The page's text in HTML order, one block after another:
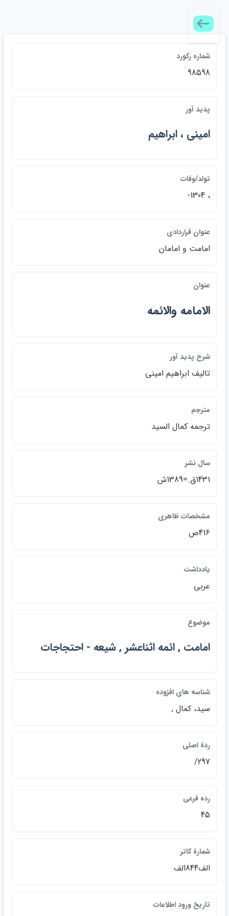
شماره ركورد
98598
پديد آور
اميني ، ابراهيم
تولد/وفات
، 1304-
عنوان قراردادي
امامت و امامان
عنوان
الامامه والائمه
شرح پديد آور
تاليف ابراهيم اميني
مترجم
ترجمه كمال السيد
سال نشر
1431ق.=1389ش
مشخصات ظاهري
416ص
يادداشت
عربي
موضوع
امامت , ائمه اثناعشر , شيعه - احتجاجات
شناسه هاي افزوده
سيد، كمال ,
ردة اصلي
297/
رده فرعي
45
شمارة كاتر
الف844الف
تاريخ ورود اطلاعات